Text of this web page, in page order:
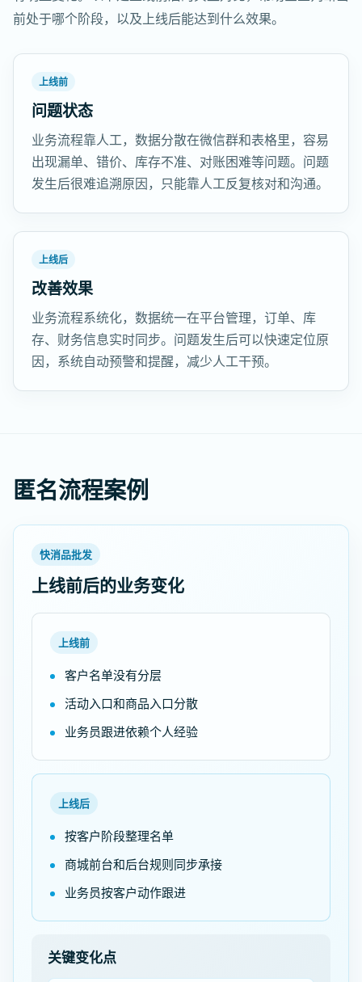
前处于哪个阶段，以及上线后能达到什么效果。
上线前
问题状态
业务流程靠人工，数据分散在微信群和表格里，容易
出现漏单、错价、库存不准、对账困难等问题。问题
发生后很难追溯原因，只能靠人工反复核对和沟通。
上线后
改善效果
业务流程系统化，数据统一在平台管理，订单、库
存、财务信息实时同步。问题发生后可以快速定位原
因，系统自动预警和提醒，减少人工干预。
匿名流程案例
快消品批发
上线前后的业务变化
上线前
客户名单没有分层
活动入口和商品入口分散
业务员跟进依赖个人经验
上线后
按客户阶段整理名单
商城前台和后台规则同步承接
业务员按客户动作跟进
关键变化点